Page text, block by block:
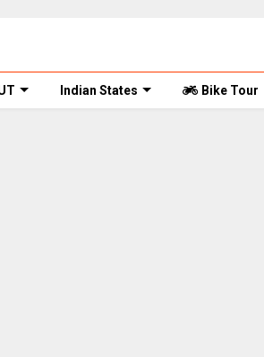
Indian States Bike Tour